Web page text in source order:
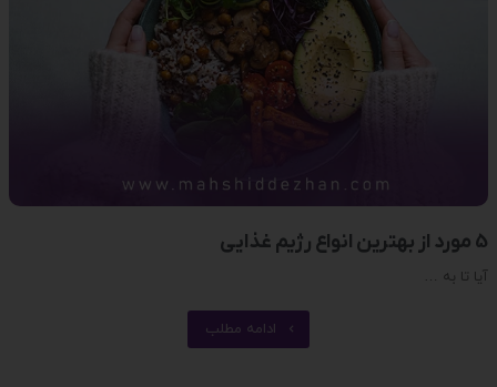
5 مورد از بهترین انواع رژیم غذایی
آیا تا به …
ادامه مطلب